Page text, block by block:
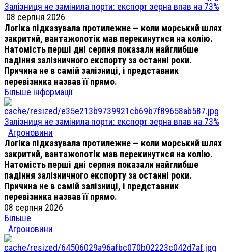
Залізниця не замінила порти: експорт зерна впав на 73%
08 серпня 2026
Логіка підказувала протилежне — коли морський шлях
закритий, вантажопотік мав перекинутися на колію.
Натомість перші дні серпня показали найглибше
падіння залізничного експорту за останні роки.
Причина не в самій залізниці, і представник
перевізника назвав її прямо.
Більше інформації
Залізниця не замінила порти: експорт зерна впав на 73%
Агроновини
Логіка підказувала протилежне — коли морський шлях
закритий, вантажопотік мав перекинутися на колію.
Натомість перші дні серпня показали найглибше
падіння залізничного експорту за останні роки.
Причина не в самій залізниці, і представник
перевізника назвав її прямо.
08 серпня 2026
Більше
Агроновини